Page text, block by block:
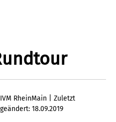
IVM RheinMain | Zuletzt
geändert: 18.09.2019